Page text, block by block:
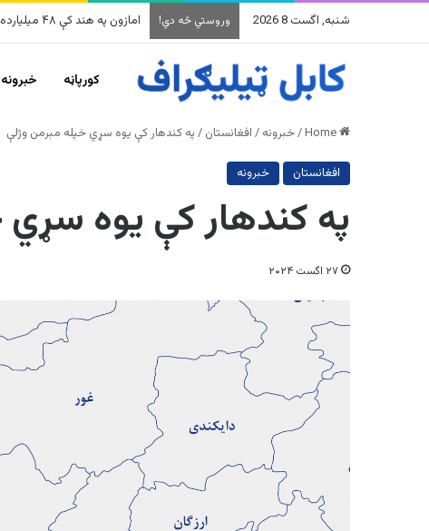
شنبه, اگست 8 2026 وروستي څه دي! امازون په هند کې ۴۸ میلیارده ډالرو پانګونه کوي
کورپاڼه خبرونه
/خبرونه / افغانستان / په کندهار کې یوه سړي خپله مېرمن وژلې
افغانستان خبرونه
په کندهار کې یوه سړي
۲۷ اگست ۲۰۲۴